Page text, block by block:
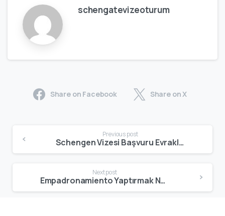
schengatevizeoturum
Share on Facebook Share on X
Previous post
Schengen Vizesi Başvuru Evrakları Nelerdir? Güncel ve Detaylı Liste (2026)
Next post
Empadronamiento Yaptırmak Nedir? İspanya İkamet Kaydı Başvuru Rehberi